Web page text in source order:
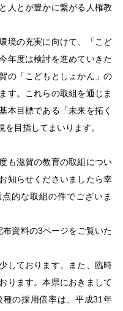
人とが豊かに繋がる人権教
境の充実に向けて、「こど
年度は検討を進めていきた
の「こどもとしょかん」の
す。これらの取組を通じま
本目標である「未来を拓く
目指してまいります。
も滋賀の教育の取組につい
知らせくださいましたら幸
的な取組の件でございま
資料の3ページをご覧いた
しております。また、臨時
ります。本県におきまして
の採用倍率は、平成31年